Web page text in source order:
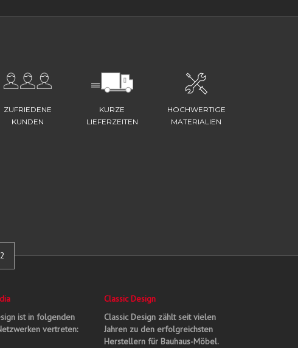
ZUFRIEDENE
KUNDEN
KURZE
LIEFERZEITEN
HOCHWERTIGE
MATERIALIEN
ist in folgenden
vertreten:
Classic Design
Classic Design zählt seit vielen
Jahren zu den erfolgreichsten
Herstellern für Bauhaus-Möbel.